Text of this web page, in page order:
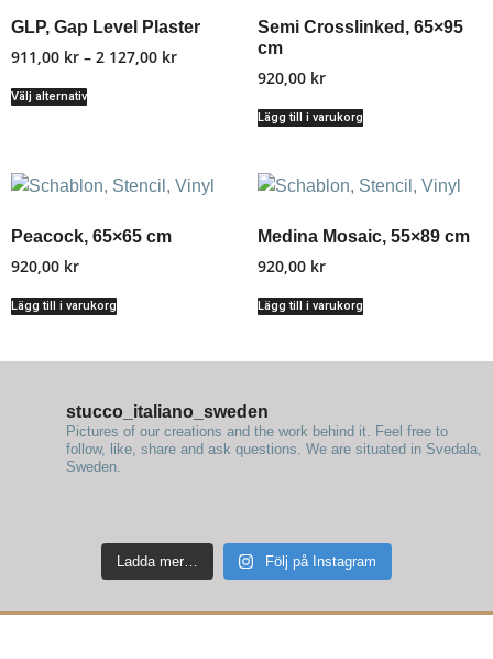
GLP, Gap Level Plaster
911,00 kr – 2 127,00 kr
Välj alternativ
Semi Crosslinked, 65×95
cm
920,00 kr
Lägg till i varukorg
Peacock, 65×65 cm
920,00 kr
Lägg till i varukorg
Medina Mosaic, 55×89 cm
920,00 kr
Lägg till i varukorg
stucco_italiano_sweden
Pictures of our creations and the work behind it. Feel free to
follow, like, share and ask questions. We are situated in Svedala,
Sweden.
Ladda mer… Följ på Instagram